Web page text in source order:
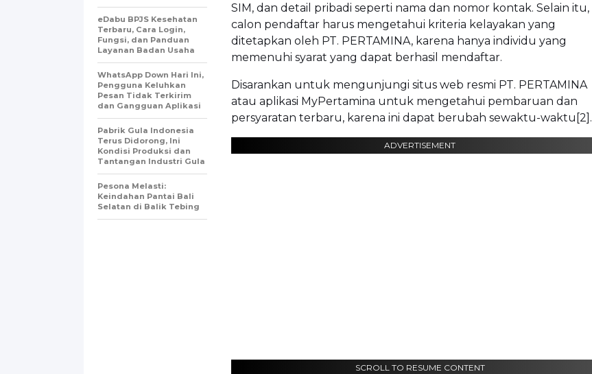
SIM, dan detail pribadi seperti nama dan nomor kontak. Selain itu,
calon pendaftar harus mengetahui kriteria kelayakan yang
ditetapkan oleh PT. PERTAMINA, karena hanya individu yang
memenuhi syarat yang dapat berhasil mendaftar.
Disarankan untuk mengunjungi situs web resmi PT. PERTAMINA
atau aplikasi MyPertamina untuk mengetahui pembaruan dan
persyaratan terbaru, karena ini dapat berubah sewaktu-waktu[2].
ADVERTISEMENT
SCROLL TO RESUME CONTENT
eDabu BPJS Kesehatan
Terbaru, Cara Login,
Fungsi, dan Panduan
Layanan Badan Usaha
WhatsApp Down Hari Ini,
Pengguna Keluhkan
Pesan Tidak Terkirim
dan Gangguan Aplikasi
Pabrik Gula Indonesia
Terus Didorong, Ini
Kondisi Produksi dan
Tantangan Industri Gula
Pesona Melasti:
Keindahan Pantai Bali
Selatan di Balik Tebing